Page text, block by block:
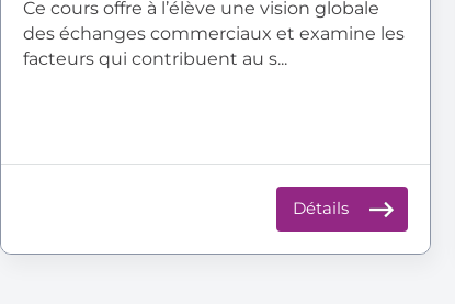
Ce cours offre à l’élève une vision globale
des échanges commerciaux et examine les
facteurs qui contribuent au s...
Détails